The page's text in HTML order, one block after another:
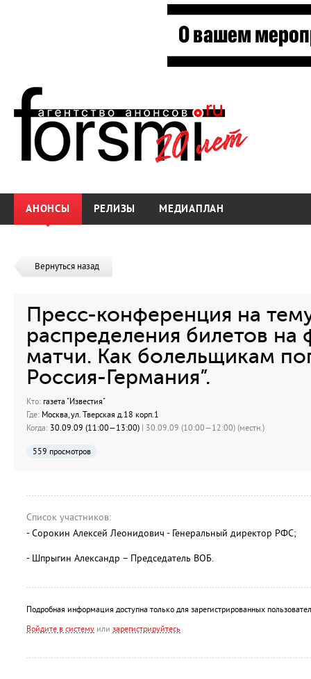
АНОНСЫ РЕЛИЗЫ МЕДИАПЛАН
Вернуться назад
Пресс-конференция на
распределения билетов на
матчи. Как болельщикам
Россия-Германия”.
Кто: газета "Известия"
Где: Москва, ул. Тверская д.18 корп.1
Когда: 30.09.09 (11:00—13:00) | 30.09.09 (10:00—12:00) (местн.)
559 просмотров
Список участников:
- Сорокин Алексей Леонидович - Генеральный директор РФС;
- Шпрыгин Александр – Председатель ВОБ.
Подробная информация доступна только для зарегистрированных
Войдите в систему или зарегистрируйтесь